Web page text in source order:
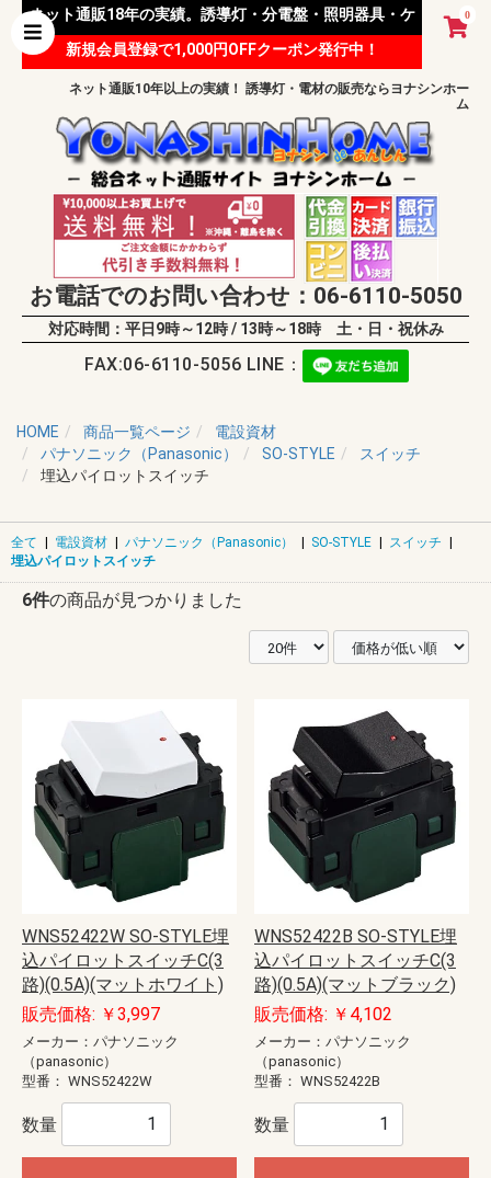
0
ネット通販18年の実績。誘導灯・分電盤・照明器具・ケ
ーブル等 様々な資材を取り扱っています。
新規会員登録で1,000円OFFクーポン発行中！
ネット通販10年以上の実績！ 誘導灯・電材の販売ならヨナシンホー
ム
お電話でのお問い合わせ：06-6110-5050
対応時間：平日9時～12時 / 13時～18時 土・日・祝休み
FAX:06-6110-5056 LINE：
HOME 商品一覧ページ
電設資材
パナソニック（Panasonic）
SO-STYLE
スイッチ
埋込パイロットスイッチ
全て | 電設資材 | パナソニック（Panasonic） | SO-STYLE | スイッチ |
埋込パイロットスイッチ
6件の商品が見つかりました
WNS52422W SO-STYLE埋
込パイロットスイッチC(3
路)(0.5A)(マットホワイト)
販売価格: ￥3,997
メーカー：パナソニック
（panasonic）
型番： WNS52422W
数量
WNS52422B SO-STYLE埋
込パイロットスイッチC(3
路)(0.5A)(マットブラック)
販売価格: ￥4,102
メーカー：パナソニック
（panasonic）
型番： WNS52422B
数量